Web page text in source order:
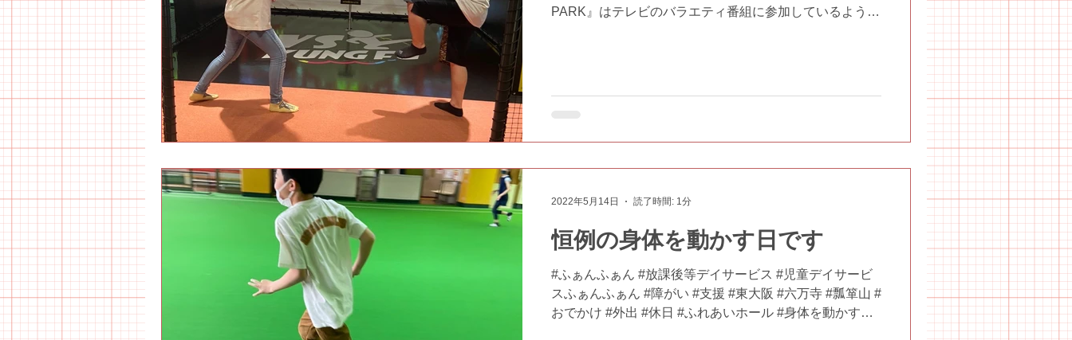
PARK』はテレビのバラエティ番組に参加しているような
恒例の身体を動かす日です
#ふぁんふぁん #放課後等デイサービス #児童デイサービ
スふぁんふぁん #障がい #支援 #東大阪 #六万寺 #瓢箪山 #
おでかけ #外出 #休日 #ふれあいホール #身体を動かす日
2022年5月14日 読了時間: 1分